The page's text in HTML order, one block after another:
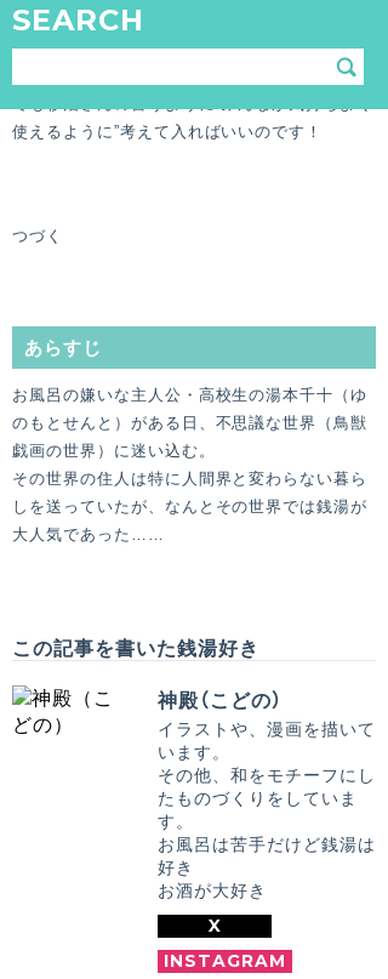
千十くんも初めての銭湯は知らないことばかり
で迷惑もかけてしまいました……
使えるように”考えて入ればいいのです！
つづく
あらすじ
お風呂の嫌いな主人公・高校生の湯本千十（ゆ
のもとせんと）がある日、不思議な世界（鳥獣
戯画の世界）に迷い込む。
その世界の住人は特に人間界と変わらない暮ら
しを送っていたが、なんとその世界では銭湯が
大人気であった……
この記事を書いた銭湯好き
神殿（こどの）
イラストや、漫画を描いて
います。
その他、和をモチーフにし
たものづくりをしていま
す。
お風呂は苦手だけど銭湯は
好き
お酒が大好き
X
INSTAGRAM
SEARCH